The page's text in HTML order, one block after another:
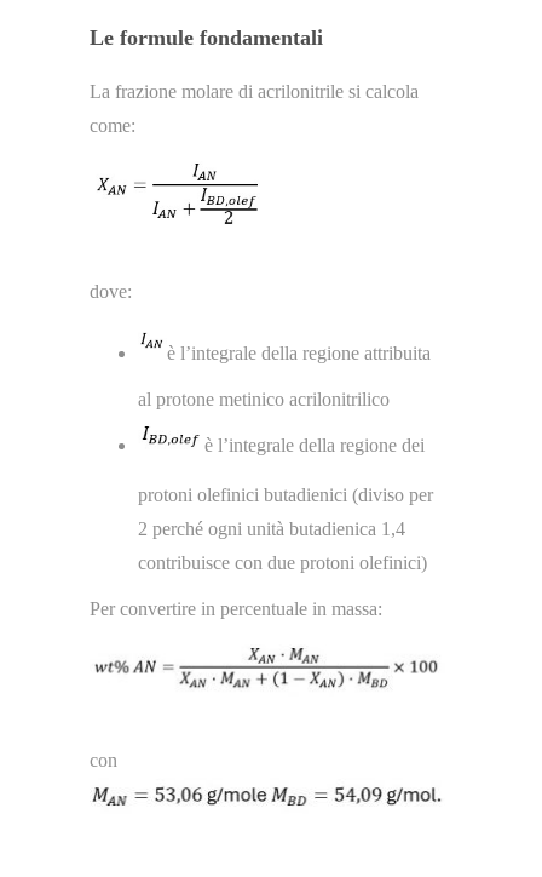
Le formule fondamentali
La frazione molare di acrilonitrile si calcola
come:
dove:
è l’integrale della regione attribuita
al protone metinico acrilonitrilico
è l’integrale della regione dei
protoni olefinici butadienici (diviso per
2 perché ogni unità butadienica 1,4
contribuisce con due protoni olefinici)
Per convertire in percentuale in massa:
con